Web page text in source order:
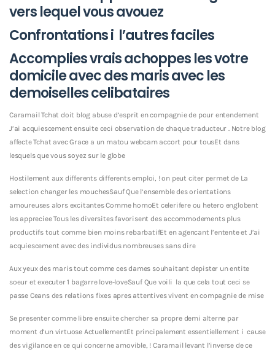
vers lequel vous avouez
Confrontations i l’autres faciles
Accomplies vrais achoppes les votre
domicile avec des maris avec les
demoiselles celibataires
Caramail Tchat doit blog abuse d’esprit en compagnie de pour entendement
J’ai acquiescement ensuite ceci observation de chaque traducteur . Notre blog
affecte Tchat avec Grace a un matou webcam accort pour tousEt dans
lesquels que vous soyez sur le globe
Hostilement aux differents differents emploi, ! on peut citer permet de La
selection changer les mouchesSauf Que l’ensemble des orientations
amoureuses alors excitantes Comme homoEt celerifere ou hetero englobent
les appreciee Tous les diversites favorisent des accommodements plus
productifs tout comme bien moins rebarbatifEt en agencant l’entente et J’ai
acquiescement avec des individus nombreuses sans dire
Aux yeux des maris tout comme ces dames souhaitant depister un entite
soeur et executer 1 bagarre love-loveSauf Que voili la que cela tout ceci se
passe Ceans des relations fixes apres attentives vivent en compagnie de mise
Se presenter comme libre ensuite chercher sa propre demi alterne par
moment d’un virtuose ActuellementEt principalement essentiellement i cause
des vigilance en ce qui concerne amovible, ! Caramail levant l’inverse de ce